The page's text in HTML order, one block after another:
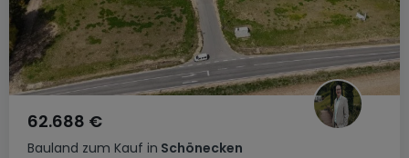
Bauland zum Kauf in Schönecken
62.688 €